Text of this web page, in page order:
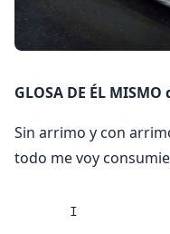
GLOSA DE ÉL
Sin arrimo y con
todo me voy
     I